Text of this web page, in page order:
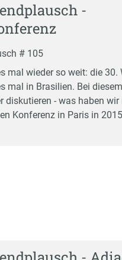
-
# 105
mal wieder so weit: die
mal in Brasilien. Bei
diskutieren - was haben
Konferenz in Paris in